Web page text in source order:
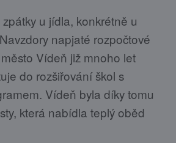
u jídla, konkrétně u
napjaté rozpočtové
Vídeň již mnoho let
do rozšiřování škol s
Vídeň byla díky tomu
která nabídla teplý oběd